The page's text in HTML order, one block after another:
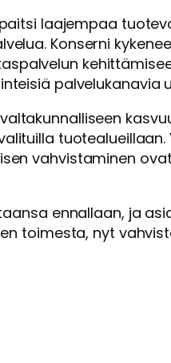
laajempaa
Konserni
palvelukanavia
tuotealueillaan.
vahvistaminen
ennallaan, ja
toimesta, nyt